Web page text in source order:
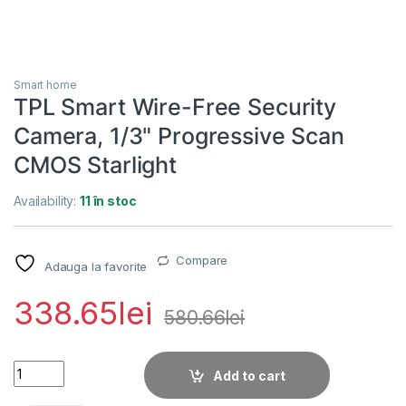
Smart home
TPL Smart Wire-Free Security
Camera, 1/3" Progressive Scan
CMOS Starlight
Availability:11 în stoc
Adauga la favorite Compare
338.65lei 580.66lei
TPL Smart Wire-Free Security Camera, 1/3" Progressive
Add to cart